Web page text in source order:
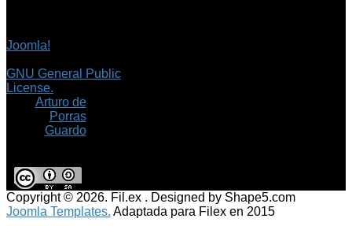
Joomla!
GNU General Public
License.
Arturo de
Porras
Guardo
Copyright © 2026. Fil.ex . Designed by Shape5.com
Joomla Templates. Adaptada para Filex en 2015